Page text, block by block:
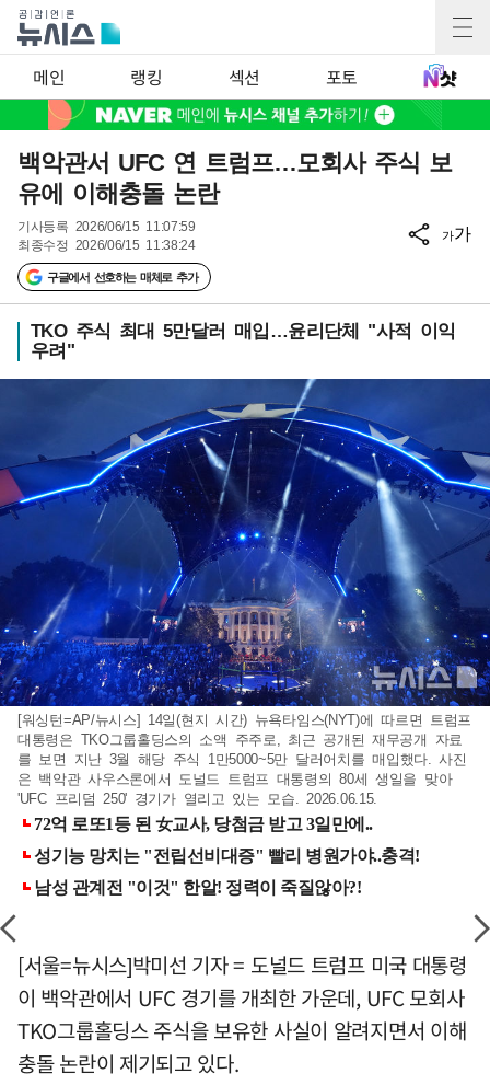
메인 랭킹 섹션 포토
백악관서 UFC 연 트럼프…모회사 주식 보
유에 이해충돌 논란
기사등록 2026/06/15 11:07:59
최종수정 2026/06/15 11:38:24
구글에서 선호하는 매체로 추가
가가
TKO 주식 최대 5만달러 매입…윤리단체 "사적 이익
우려"
[워싱턴=AP/뉴시스] 14일(현지 시간) 뉴욕타임스(NYT)에 따르면 트럼프
대통령은 TKO그룹홀딩스의 소액 주주로, 최근 공개된 재무공개 자료
를 보면 지난 3월 해당 주식 1만5000~5만 달러어치를 매입했다. 사진
은 백악관 사우스론에서 도널드 트럼프 대통령의 80세 생일을 맞아
'UFC 프리덤 250' 경기가 열리고 있는 모습. 2026.06.15.
[서울=뉴시스]박미선 기자 = 도널드 트럼프 미국 대통령
이 백악관에서 UFC 경기를 개최한 가운데, UFC 모회사
TKO그룹홀딩스 주식을 보유한 사실이 알려지면서 이해
충돌 논란이 제기되고 있다.